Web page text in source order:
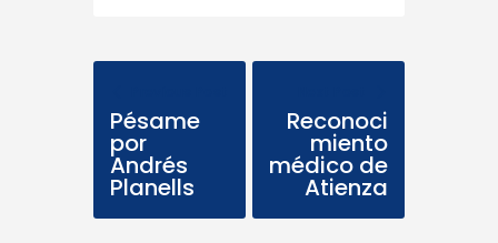
Pésame
por
Andrés
Planells
Reconoci
miento
médico de
Atienza